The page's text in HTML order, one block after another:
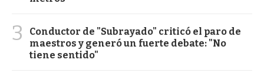
3
Conductor de "Subrayado" criticó el paro de
maestros y generó un fuerte debate: "No
tiene sentido"